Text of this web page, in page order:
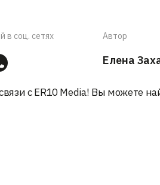
в соц. сетях Автор
Елена
с ER10 Media! Вы можете